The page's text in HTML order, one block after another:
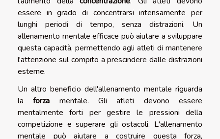
essere in grado di concentrarsi intensamente per
lunghi periodi di tempo, senza distrazioni. Un
allenamento mentale efficace può aiutare a sviluppare
questa capacità, permettendo agli atleti di mantenere
l'attenzione sul compito a prescindere dalle distrazioni
esterne.
Un altro beneficio dell'allenamento mentale riguarda
laforza mentale. Gli atleti devono essere
mentalmente forti per gestire le pressioni della
competizione e superare gli ostacoli. L'allenamento
mentale può aiutare a costruire questa forza,